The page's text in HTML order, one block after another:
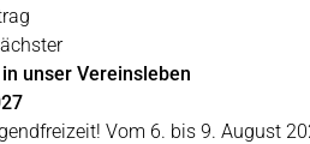
unser Vereinsleben
Vom 6. bis 9. August